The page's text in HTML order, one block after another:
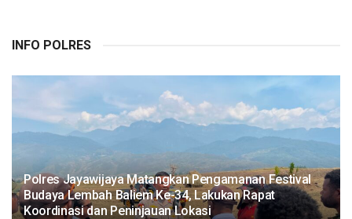
INFO POLRES
Polres Jayawijaya Matangkan Pengamanan Festival
Budaya Lembah Baliem Ke-34, Lakukan Rapat
Koordinasi dan Peninjauan Lokasi